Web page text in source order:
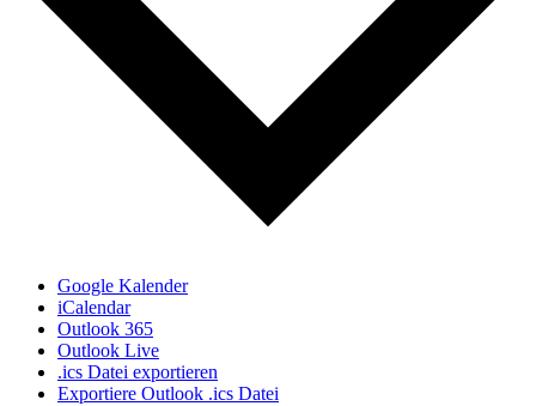
Google Kalender
iCalendar
Outlook 365
Outlook Live
.ics Datei exportieren
Exportiere Outlook .ics Datei